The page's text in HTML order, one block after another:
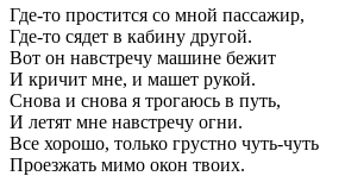
Где-то простится со мной пассажир,
Где-то сядет в кабину другой.
Вот он навстречу машине бежит
И кричит мне, и машет рукой.
Снова и снова я трогаюсь в путь,
И летят мне навстречу огни.
Все хорошо, только грустно чуть-чуть
Проезжать мимо окон твоих.